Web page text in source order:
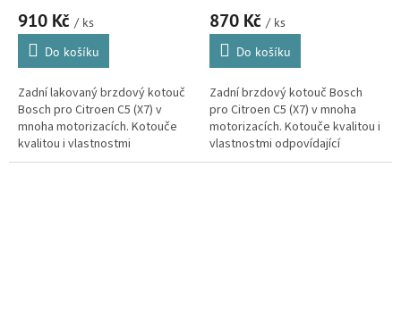
910 Kč / ks
Do košíku
Zadní lakovaný brzdový kotouč
Bosch pro Citroen C5 (X7) v
mnoha motorizacích. Kotouče
kvalitou i vlastnostmi
odpovídající originálním dílům.
870 Kč / ks
Do košíku
Zadní brzdový kotouč Bosch
pro Citroen C5 (X7) v mnoha
motorizacích. Kotouče kvalitou i
vlastnostmi odpovídající
originálním dílům. (Peugeot 407,